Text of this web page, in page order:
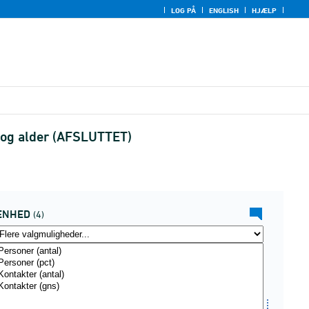
LOG PÅ ENGLISH HJÆLP
alder (AFSLUTTET)
(4)